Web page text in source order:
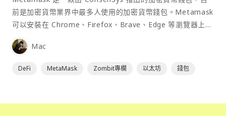
前是加密貨幣業界中最多人使用的加密貨幣錢包。Metamask
可以安裝在 Chrome、Firefox、Brave、Edge 等瀏覽器上作
為插件使用，具備許多功能且使用上非常方便。
Mac
DeFi MetaMask Zombit專欄 以太坊 錢包